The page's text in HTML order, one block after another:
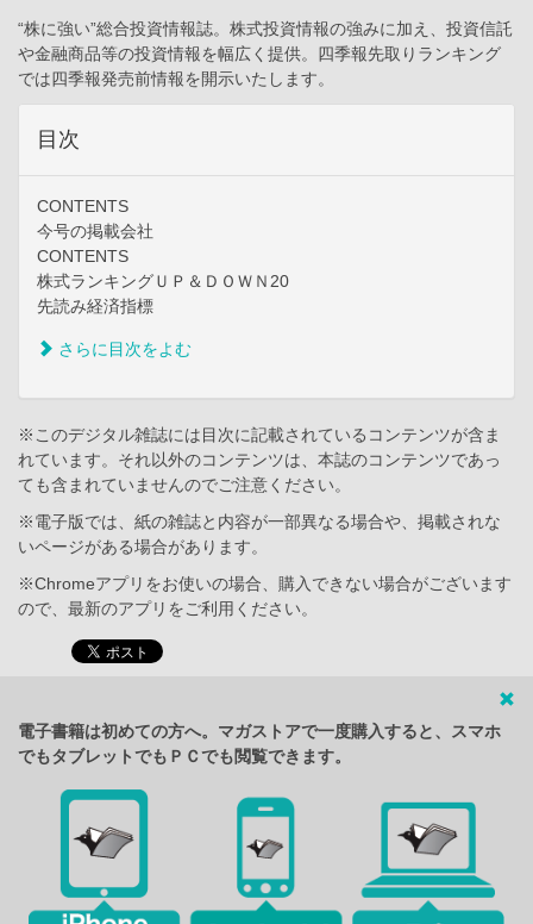
“株に強い”総合投資情報誌。株式投資情報の強みに加え、投資信託
や金融商品等の投資情報を幅広く提供。四季報先取りランキング
では四季報発売前情報を開示いたします。
目次
CONTENTS
今号の掲載会社
CONTENTS
株式ランキングＵＰ＆ＤＯＷＮ20
先読み経済指標
さらに目次をよむ
※このデジタル雑誌には目次に記載されているコンテンツが含ま
れています。それ以外のコンテンツは、本誌のコンテンツであっ
ても含まれていませんのでご注意ください。
※電子版では、紙の雑誌と内容が一部異なる場合や、掲載されな
いページがある場合があります。
※Chromeアプリをお使いの場合、購入できない場合がございます
ので、最新のアプリをご利用ください。
電子書籍は初めての方へ。マガストアで一度購入すると、スマホ
でもタブレットでもＰＣでも閲覧できます。